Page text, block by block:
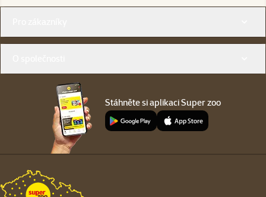
Stáhněte si aplikaci Super zoo